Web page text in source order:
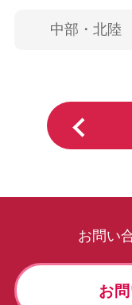
中部・北陸
お問い
お